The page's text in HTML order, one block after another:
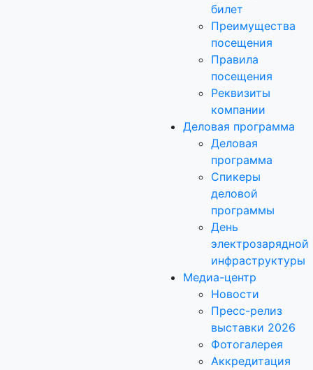
билет
Преимущества
посещения
Правила
посещения
Реквизиты
компании
Деловая программа
Деловая
программа
Спикеры
деловой
программы
День
электрозарядной
инфраструктуры
Медиа-центр
Новости
Пресс-релиз
выставки 2026
Фотогалерея
Аккредитация